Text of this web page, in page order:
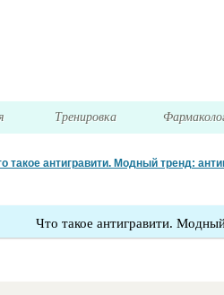
Тренировка
такое антигравити. Модный тренд:
Что такое антигравити.